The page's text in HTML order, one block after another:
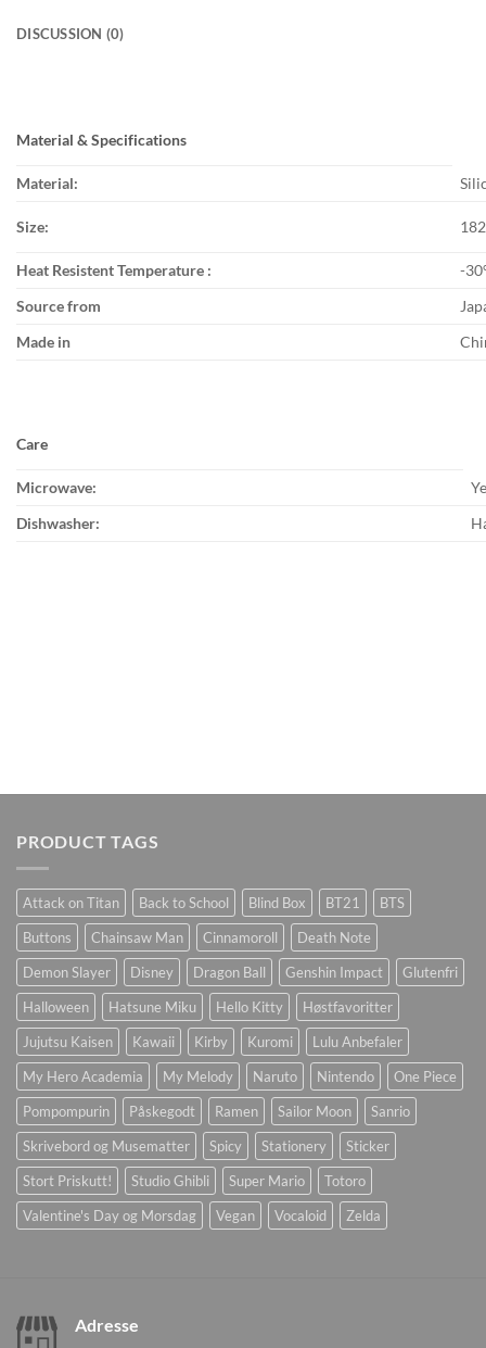
DISCUSSION (0)
Material & Specifications
Material:
Size:
Heat Resistent Temperature :
-
Source from
Made in
Care
Microwave:
Dishwasher:
PRODUCT TAGS
Attack on Titan Back to School Blind Box BT21
BTS
Buttons
Chainsaw Man Cinnamoroll
Death Note
Demon Slayer
Disney Dragon Ball Genshin Impact
Glutenfri
Halloween
Hatsune Miku Hello Kitty
Høstfavoritter
Jujutsu Kaisen
Kawaii Kirby Kuromi
Lulu Anbefaler
My Hero Academia
My Melody Naruto Nintendo
One Piece
Pompompurin
Påskegodt Ramen Sailor Moon
Sanrio
Skrivebord og Musematter
Spicy Stationery
Sticker
Stort Priskutt!
Studio Ghibli Super Mario
Totoro
Valentine's Day og Morsdag
Vegan Vocaloid Zelda
Adresse